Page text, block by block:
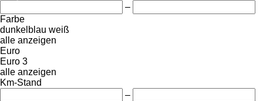
–
Farbe
dunkelblau weiß
alle anzeigen
Euro
Euro 3
alle anzeigen
Km-Stand
–